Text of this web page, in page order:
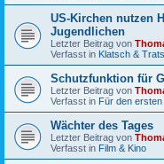
US-Kirchen nutzen
Jugendlichen
Letzter Beitrag von
Verfasst in Klatsch &
Schutzfunktion für
Letzter Beitrag von
Verfasst in Für den
Wächter des Tages
Letzter Beitrag von
Verfasst in Film & Kino